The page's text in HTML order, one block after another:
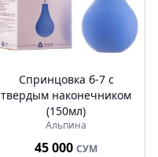
Спринцовка б-7 с
твердым наконечником
(150мл)
Альпина
45 000 СУМ